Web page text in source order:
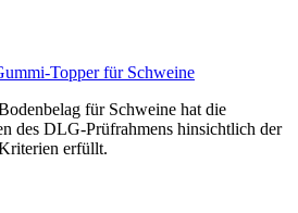
Topper für Schweine
für Schweine hat die
des DLG-Prüfrahmens hinsichtlich der
erfüllt.